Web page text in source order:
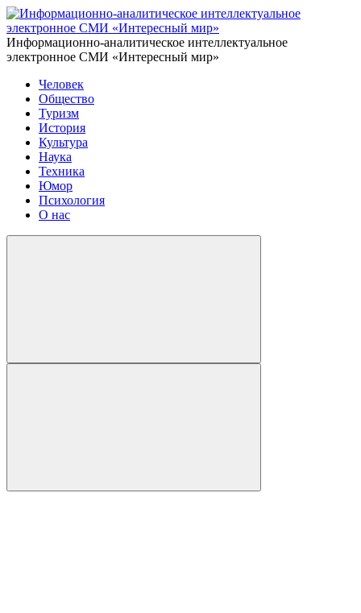
Информационно-аналитическое интеллектуальное
электронное СМИ «Интересный мир»
Человек
Общество
Туризм
История
Культура
Наука
Техника
Юмор
Психология
О нас